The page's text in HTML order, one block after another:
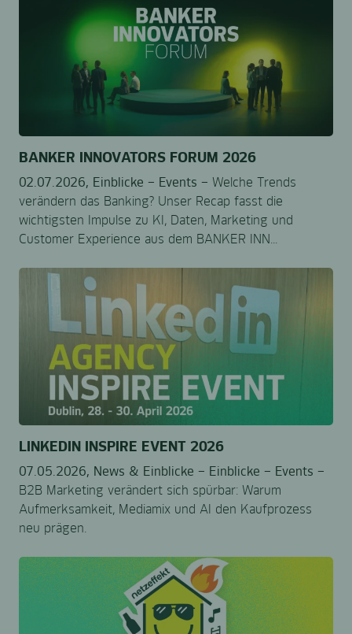
BANKER INNOVATORS FORUM 2026
02.07.2026, Einblicke – Events – Welche Trends
verändern das Banking? Unser Recap fasst die
wichtigsten Impulse zu KI, Daten, Marketing und
Customer Experience aus dem BANKER INN...
LINKEDIN INSPIRE EVENT 2026
07.05.2026, News & Einblicke – Einblicke – Events –
B2B Marketing verändert sich spürbar: Warum
Aufmerksamkeit, Mediamix und AI den Kaufprozess
neu prägen.